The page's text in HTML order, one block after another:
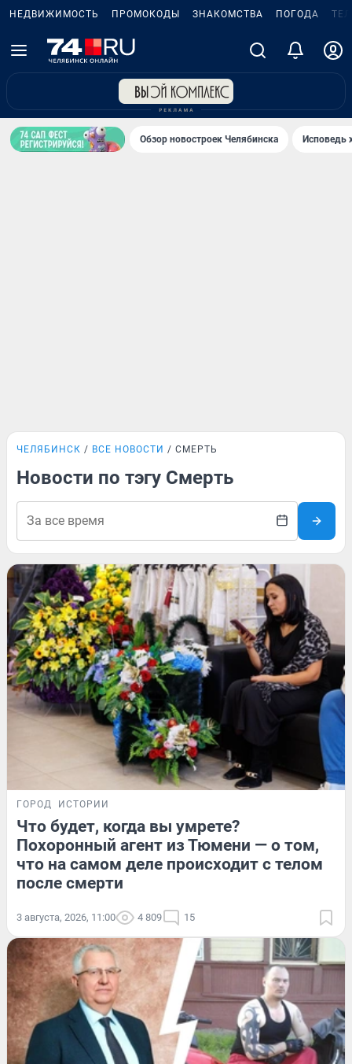
НЕДВИЖИМОСТЬ ПРОМОКОДЫ ЗНАКОМСТВА ПОГОДА
Обзор новостроек Челябинска Исповедь
ЧЕЛЯБИНСК ВСЕ НОВОСТИ СМЕРТЬ
Новости по тэгу Смерть
ГОРОД ИСТОРИИ
Что будет, когда вы умрете?
Похоронный агент из Тюмени — о том,
что на самом деле происходит с телом
после смерти
3 августа, 2026, 11:00 4 809 15